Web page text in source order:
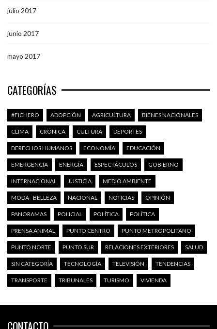
julio 2017
junio 2017
mayo 2017
CATEGORÍAS
#FICHERO ADOPCIÓN AGRICULTURA BIENES NACIONALES
CLIMA CRÓNICA CULTURA DEPORTES
DERECHOS HUMANOS ECONOMÍA EDUCACIÓN
EMERGENCIA ENERGÍA ESPECTÁCULOS GOBIERNO
INTERNACIONAL JUSTICIA MEDIO AMBIENTE
MODA - BELLEZA NACIONAL NOTICIAS OPINIÓN
PANORAMAS POLICIAL POLÍTICA POLÍTICA
PRENSA ANIMAL PUNTO CENTRO PUNTO METROPOLITANO
PUNTO NORTE PUNTO SUR RELACIONES EXTERIORES SALUD
SIN CATEGORÍA TECNOLOGÍA TELEVISIÓN TENDENCIAS
TRANSPORTE TRIBUNALES TURISMO VIVIENDA
CONTACTO